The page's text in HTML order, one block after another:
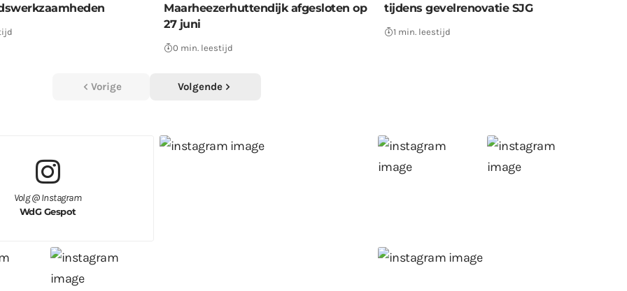
Maarheezerhuttendijk afgesloten op
27 juni
0 min. leestijd
tijdens gevelrenovatie SJG
1 min. leestijd
Vorige Volgende
Volg @ Instagram
WdG Gespot